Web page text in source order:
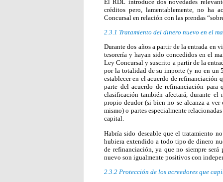
El RDL introduce dos novedades
créditos pero, lamentablemente, no ha
Concursal en relación con las prendas
2.3.1 Tratamiento del dinero nuevo en el
Durante dos años a partir de la entrada en
tesorería y hayan sido concedidos en el
Ley Concursal y suscrito a partir de la
por la totalidad de su importe (y no en un
establecer en el acuerdo de refinanciación
parte del acuerdo de refinanciación para
clasificación también afectará, durante el
propio deudor (si bien no se alcanza a
mismo) o partes especialmente
capital.
Habría sido deseable que el tratamiento
hubiera extendido a todo tipo de dinero
de refinanciación, ya que no siempre
nuevo son igualmente positivos con
2.3.2 Protección de los acreedores que